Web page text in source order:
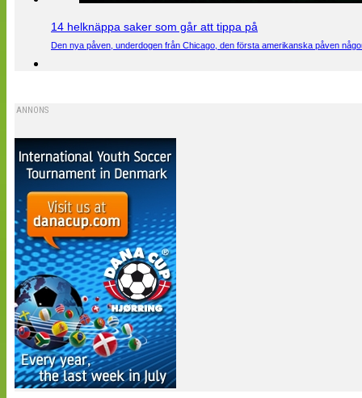
14 helknäppa saker som går att tippa på
Den nya påven, underdogen från Chicago, den första amerikanska påven
ANNONS